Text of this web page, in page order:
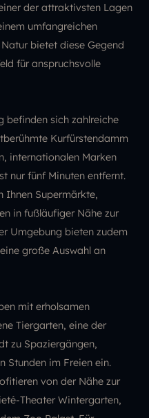
der attraktivsten Lagen
umfangreichen
bietet diese Gegend
für anspruchsvolle
befinden sich zahlreiche
Kurfürstendamm
internationalen Marken
nur fünf Minuten entfernt.
Ihnen Supermärkte,
in fußläufiger Nähe zur
Umgebung bieten zudem
große Auswahl an
mit erholsamen
Tiergarten, eine der
zu Spaziergängen,
Stunden im Freien ein.
von der Nähe zur
Theater Wintergarten,